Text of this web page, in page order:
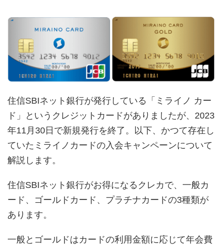
住信SBIネット銀行が発行している「ミライノ カー
ド」というクレジットカードがありましたが、2023
年11月30日で新規発行を終了。以下、かつて存在し
ていたミライノカードの入会キャンペーンについて
解説します。
住信SBIネット銀行がお得になるクレカで、一般カ
ード、ゴールドカード、プラチナカードの3種類が
あります。
一般とゴールドはカードの利用金額に応じて年会費